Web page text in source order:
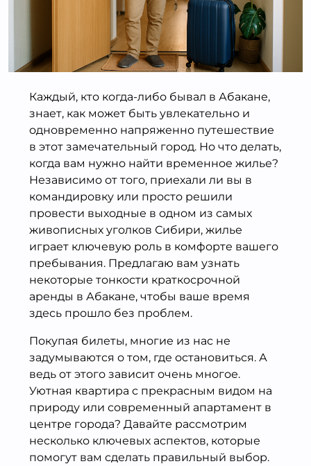
Каждый, кто когда-либо бывал в Абакане,
знает, как может быть увлекательно и
одновременно напряженно путешествие
в этот замечательный город. Но что делать,
когда вам нужно найти временное жилье?
Независимо от того, приехали ли вы в
командировку или просто решили
провести выходные в одном из самых
живописных уголков Сибири, жилье
играет ключевую роль в комфорте вашего
пребывания. Предлагаю вам узнать
некоторые тонкости краткосрочной
аренды в Абакане, чтобы ваше время
здесь прошло без проблем.
Покупая билеты, многие из нас не
задумываются о том, где остановиться. А
ведь от этого зависит очень многое.
Уютная квартира с прекрасным видом на
природу или современный апартамент в
центре города? Давайте рассмотрим
несколько ключевых аспектов, которые
помогут вам сделать правильный выбор.